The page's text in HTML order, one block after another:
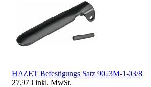
HAZET Befestigungs Satz 9023M-1-03/8
27,97 €inkl. MwSt.